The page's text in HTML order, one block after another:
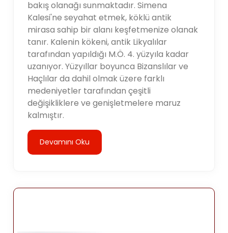
bakış olanağı sunmaktadır. Simena
Kalesi'ne seyahat etmek, köklü antik
mirasa sahip bir alanı keşfetmenize olanak
tanır. Kalenin kökeni, antik Likyalılar
tarafından yapıldığı M.Ö. 4. yüzyıla kadar
uzanıyor. Yüzyıllar boyunca Bizanslılar ve
Haçlılar da dahil olmak üzere farklı
medeniyetler tarafından çeşitli
değişikliklere ve genişletmelere maruz
kalmıştır.
Devamını Oku